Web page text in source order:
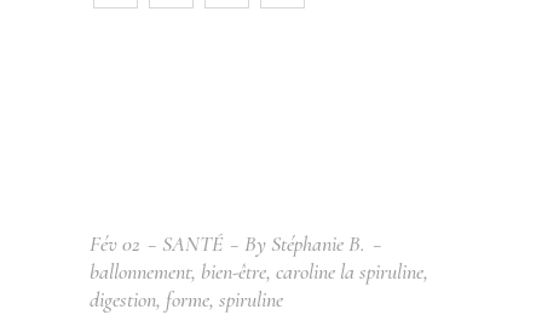
Fév02 SANTÉ By Stéphanie B.
ballonnement, bien-être, caroline la spiruline,
digestion, forme, spiruline